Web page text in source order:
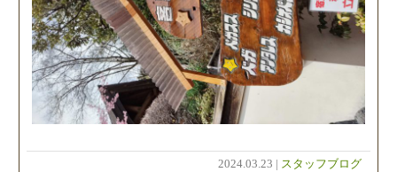
2024.03.23 | スタッフブログ